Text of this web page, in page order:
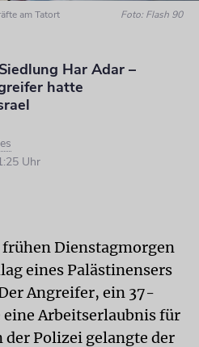
am Tatort Foto: Flash 90
Har Adar –
hatte
Uhr
Dienstagmorgen
eines Palästinensers
Angreifer, ein 37-
Arbeitserlaubnis für
der Polizei gelangte der